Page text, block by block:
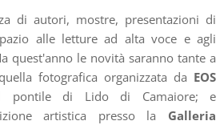
di autori, mostre, presentazioni di
alle letture ad alta voce e agli
quest'anno le novità saranno tante a
fotografica organizzata da EOS
pontile di Lido di Camaiore; e
artistica presso la Galleria